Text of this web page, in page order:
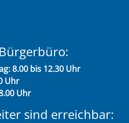
8.00 bis 12.30 Uhr
Uhr
Uhr
sind erreichbar: